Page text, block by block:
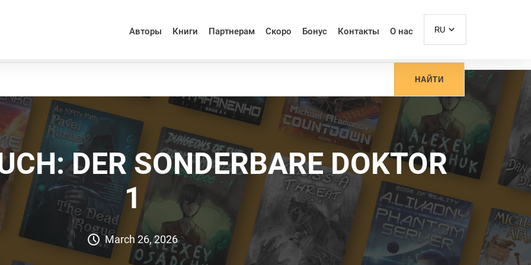
Авторы Книги Партнерам Скоро Бонус Контакты О нас RU
НАЙТИ
DER SONDERBARE DOKTOR
1
March 26, 2026